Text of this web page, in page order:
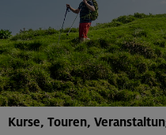
Kurse, Touren,